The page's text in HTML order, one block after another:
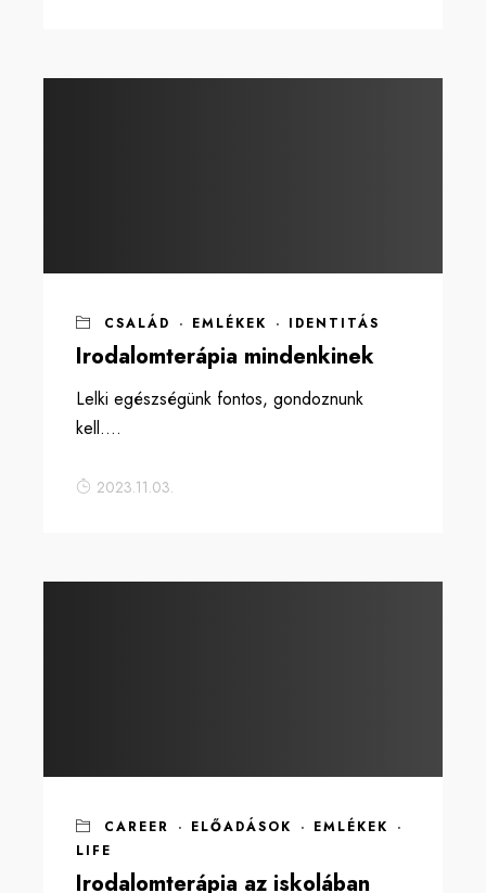
CSALÁD · EMLÉKEK · IDENTITÁS
Irodalomterápia mindenkinek
Lelki egészségünk fontos, gondoznunk
kell....
2023.11.03.
CAREER · ELŐADÁSOK · EMLÉKEK
·
LIFE
Irodalomterápia az iskolában